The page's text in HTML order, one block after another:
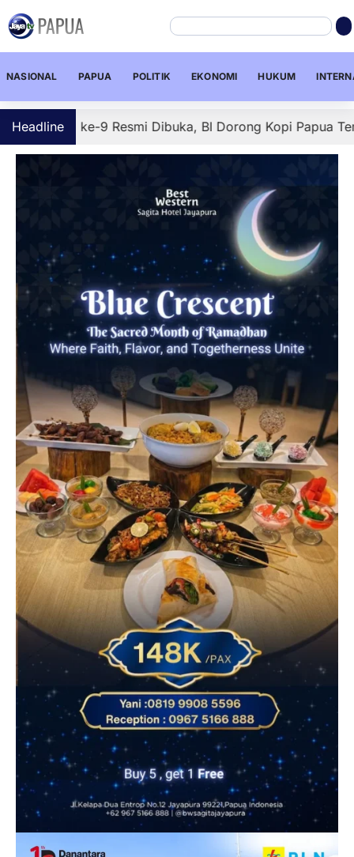
NASIONAL PAPUA POLITIK EKONOMI HUKUM
Headline
ke-9 Resmi Dibuka, BI Dorong Kopi Papua Tembus Pasar